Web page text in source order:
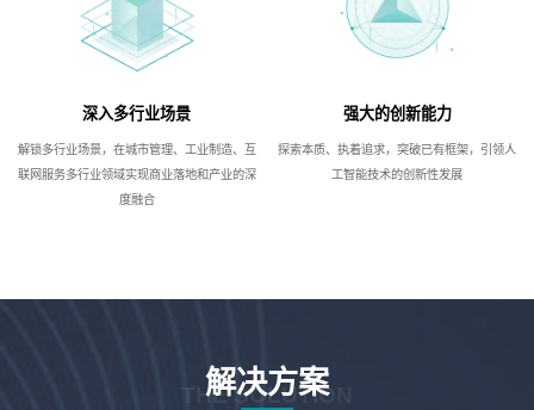
深入多行业场景
解锁多行业场景，在城市管理、工业制造、互
联网服务多行业领域实现商业落地和产业的深
度融合
强大的创新能力
探索本质、执着追求，突破已有框架，引领人
工智能技术的创新性发展
解决方案
THE SOLUTION